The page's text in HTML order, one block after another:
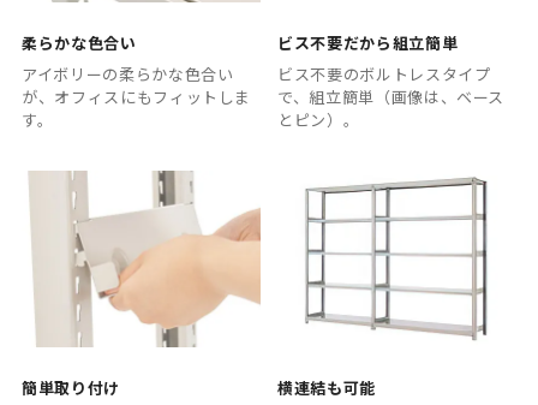
柔らかな色合い
アイボリーの柔らかな色合い
が、オフィスにもフィットしま
す。
ビス不要だから組立簡単
ビス不要のボルトレスタイプ
で、組立簡単（画像は、ベース
とピン）。
簡単取り付け
横連結も可能